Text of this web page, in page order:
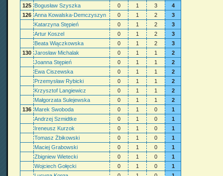
125 Bogusław Szyszka 0 1 3
4
126 Anna Kowalska-Demczyszyn 0 1 2
3
Katarzyna Stępień
0 1 2
3
Artur Koszel
0 1 2
3
Beata Wiączkowska
0 1 2
3
130 Jarosław Michalak 0 1 1
2
Joanna Stępień
0 1 1
2
Ewa Ciszewska
0 1 1
2
Przemysław Rybicki
0 1 1
2
Krzysztof Langiewicz
0 1 1
2
Małgorzata Sulejewska
0 1 1
2
136 Marek Swoboda 0 1 0
1
Andrzej Szmidtke
0 1 0
1
Ireneusz Kurzok
0 1 0
1
Tomasz Żbikowski
0 1 0
1
Maciej Grabowski
0 1 0
1
Zbigniew Wietecki
0 1 0
1
Wojciech Gołęcki
0 1 0
1